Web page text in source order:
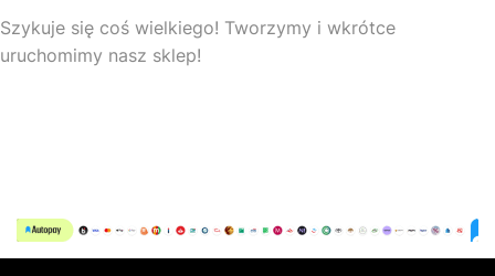
Szykuje się coś wielkiego! Tworzymy i wkrótce
uruchomimy nasz sklep!